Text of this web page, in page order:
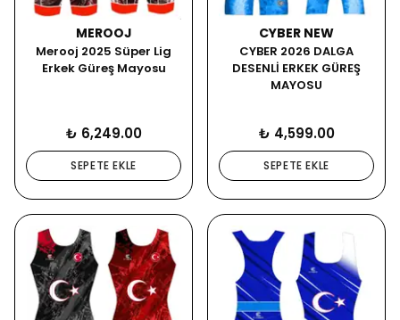
MEROOJ
Merooj 2025 Süper Lig
Erkek Güreş Mayosu
₺ 6,249.00
SEPETE EKLE
CYBER NEW
CYBER 2026 DALGA
DESENLİ ERKEK GÜREŞ
MAYOSU
₺ 4,599.00
SEPETE EKLE